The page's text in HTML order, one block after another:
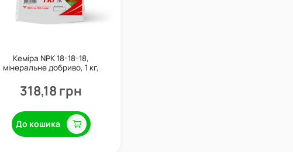
Кеміра NPK 18-18-18,
мінеральне добриво, 1 кг,
318,18 грн
До кошика